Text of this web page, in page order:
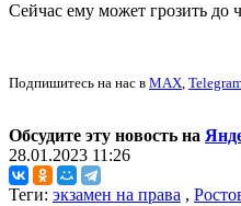
Сейчас ему может грозить до
Подпишитесь на нас в MAX,
Обсудите эту новость на
28.01.2023 11:26
Теги: экзамен на права ,